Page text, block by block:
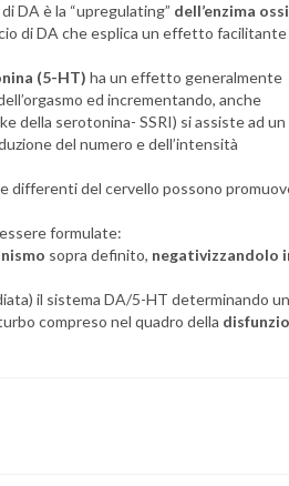
DA è la “upregulating” dell’enzima
di DA che esplica un effetto facilitante
(5-HT) ha un effetto generalmente
ed incrementando, anche
della serotonina- SSRI) si assiste ad un
del numero e dell’intensità
differenti del cervello possono
formulate:
sopra definito, negativizzandolo
il sistema DA/5-HT determinando
compreso nel quadro della